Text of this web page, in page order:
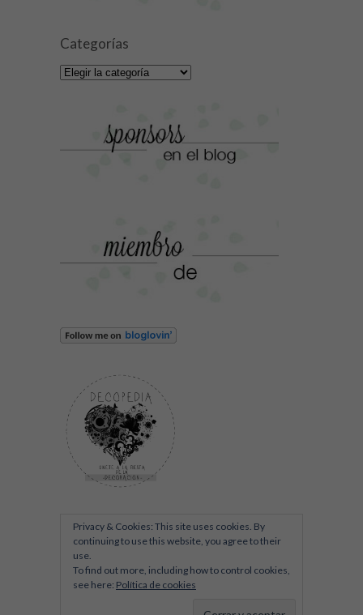
Categorías
Categorías
Privacy & Cookies: This site uses cookies. By
continuing to use this website, you agree to their
use.
To find out more, including how to control cookies,
see here: Política de cookies